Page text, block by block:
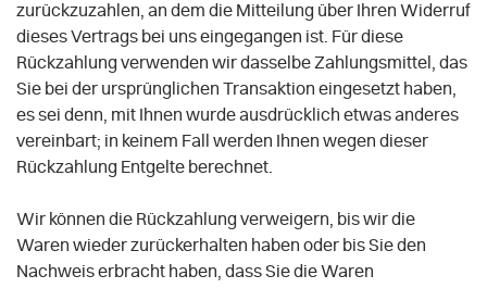
zurückzuzahlen, an dem die Mitteilung über Ihren Widerruf
dieses Vertrags bei uns eingegangen ist. Für diese
Rückzahlung verwenden wir dasselbe Zahlungsmittel, das
Sie bei der ursprünglichen Transaktion eingesetzt haben,
es sei denn, mit Ihnen wurde ausdrücklich etwas anderes
vereinbart; in keinem Fall werden Ihnen wegen dieser
Rückzahlung Entgelte berechnet.
Wir können die Rückzahlung verweigern, bis wir die
Waren wieder zurückerhalten haben oder bis Sie den
Nachweis erbracht haben, dass Sie die Waren